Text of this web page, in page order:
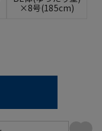
×8号(185cm)